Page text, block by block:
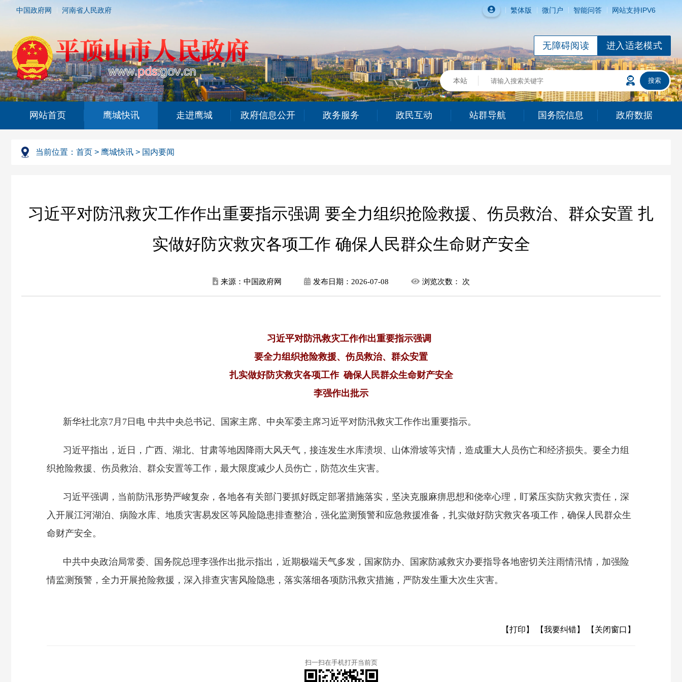
中国政府网 河南省人民政府 繁体版 微门户 智能问答 网站支持IPV6
进入适老模式
无障碍阅读
网站首页 鹰城快讯 走进鹰城 政府信息公开 政务服务 政民互动 站群导航 国务院信息 政府数据
当前位置： 首页 > 鹰城快讯 > 国内要闻
习近平对防汛救灾工作作出重要指示强调 要全力组织抢险救援、伤员救治、群众安置 扎
实做好防灾救灾各项工作 确保人民群众生命财产安全
来源：中国政府网 发布日期： 2026-07-08 浏览次数： 次
习近平对防汛救灾工作作出重要指示强调
要全力组织抢险救援、伤员救治、群众安置
扎实做好防灾救灾各项工作 确保人民群众生命财产安全
李强作出批示
新华社北京7月7日电 中共中央总书记、国家主席、中央军委主席习近平对防汛救灾工作作出重要指示。
习近平指出，近日，广西、湖北、甘肃等地因降雨大风天气，接连发生水库溃坝、山体滑坡等灾情，造成重大人员伤亡和经济损失。要全力组
织抢险救援、伤员救治、群众安置等工作，最大限度减少人员伤亡，防范次生灾害。
习近平强调，当前防汛形势严峻复杂，各地各有关部门要抓好既定部署措施落实，坚决克服麻痹思想和侥幸心理，盯紧压实防灾救灾责任，深
入开展江河湖泊、病险水库、地质灾害易发区等风险隐患排查整治，强化监测预警和应急救援准备，扎实做好防灾救灾各项工作，确保人民群众生
命财产安全。
中共中央政治局常委、国务院总理李强作出批示指出，近期极端天气多发，国家防办、国家防减救灾办要指导各地密切关注雨情汛情，加强险
情监测预警，全力开展抢险救援，深入排查灾害风险隐患，落实落细各项防汛救灾措施，严防发生重大次生灾害。
【打印】 【我要纠错】 【关闭窗口】
扫一扫在手机打开当前页